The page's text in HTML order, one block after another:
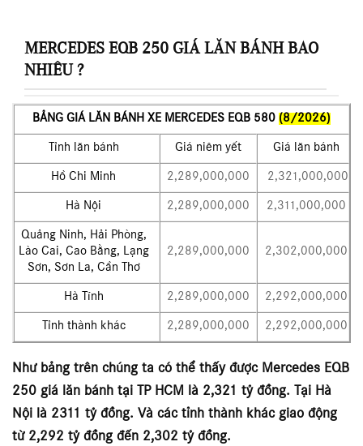
MERCEDES EQB 250 GIÁ LĂN BÁNH BAO
NHIÊU ?
BẢNG GIÁ LĂN BÁNH XE MERCEDES EQB 580 (8/2026)
Tỉnh lăn bánh Giá niêm yết Giá lăn bánh
Hồ Chi Minh 2,289,000,000 2,321,000,000
Hà Nội 2,289,000,000 2,311,000,000
Quảng Ninh, Hải Phòng,
Lào Cai, Cao Bằng, Lạng
Sơn, Sơn La, Cần Thơ
2,289,000,000 2,302,000,000
Hà Tĩnh 2,289,000,000 2,292,000,000
Tỉnh thành khác 2,289,000,000 2,292,000,000
Như bảng trên chúng ta có thể thấy được Mercedes EQB
250 giá lăn bánh tại TP HCM là 2,321 tỷ đồng. Tại Hà
Nội là 2311 tỷ đồng. Và các tỉnh thành khác giao động
từ 2,292 tỷ đồng đến 2,302 tỷ đồng.